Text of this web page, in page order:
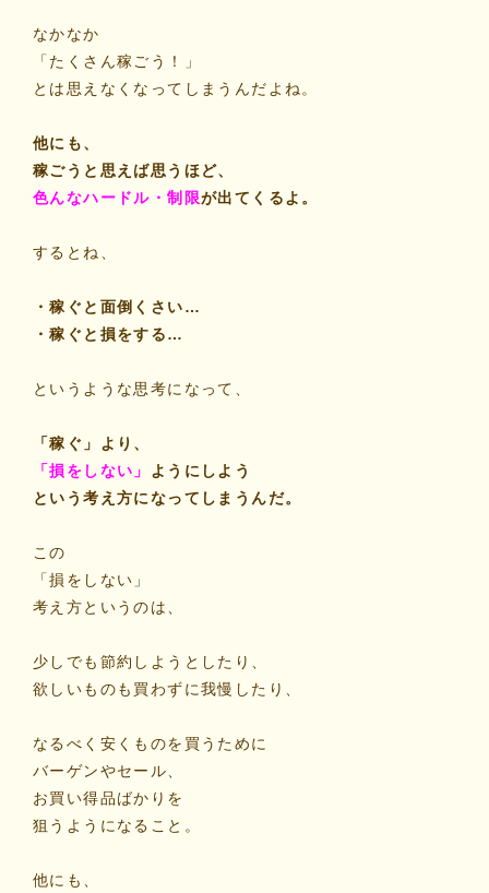
なかなか
「たくさん稼ごう！」
とは思えなくなってしまうんだよね。
他にも、
稼ごうと思えば思うほど、
色んなハードル・制限が出てくるよ。
するとね、
・稼ぐと面倒くさい…
・稼ぐと損をする…
というような思考になって、
「稼ぐ」より、
「損をしない」 ようにしよう
という考え方になってしまうんだ。
この
「損をしない」
考え方というのは、
少しでも節約しようとしたり、
欲しいものも買わずに我慢したり、
なるべく安くものを買うために
バーゲンやセール、
お買い得品ばかりを
狙うようになること。
他にも、